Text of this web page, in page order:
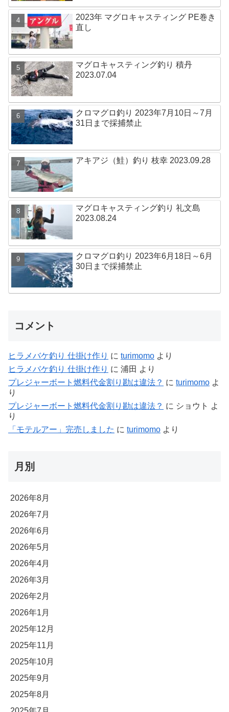
2023年 マグロキャスティング PE巻き
直し
マグロキャスティング釣り 積丹
2023.07.04
クロマグロ釣り 2023年7月10日～7月
31日まで採捕禁止
アキアジ（鮭）釣り 枝幸 2023.09.28
マグロキャスティング釣り 礼文島
2023.08.24
クロマグロ釣り 2023年6月18日～6月
30日まで採捕禁止
コメント
ヒラメバケ釣り 仕掛け作り に turimomo より
ヒラメバケ釣り 仕掛け作り に 浦田 より
プレジャーボート燃料代金割り勘は違法？ に turimomo よ
り
プレジャーボート燃料代金割り勘は違法？ に ショウト よ
り
「モテルアー」完売しました に turimomo より
月別
2026年8月
2026年7月
2026年6月
2026年5月
2026年4月
2026年3月
2026年2月
2026年1月
2025年12月
2025年11月
2025年10月
2025年9月
2025年8月